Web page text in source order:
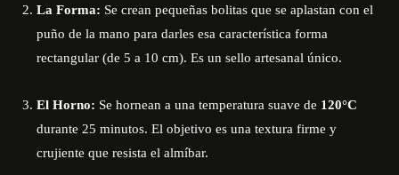
La Forma: Se crean pequeñas bolitas que se aplastan con el
puño de la mano para darles esa característica forma
rectangular (de 5 a 10 cm). Es un sello artesanal único.
El Horno: Se hornean a una temperatura suave de 120°C
durante 25 minutos. El objetivo es una textura firme y
crujiente que resista el almíbar.